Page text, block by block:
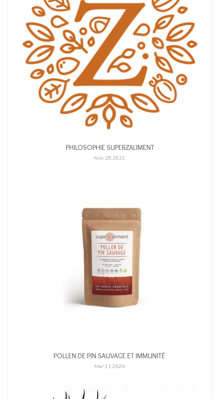
PHILOSOPHIE SUPERZALIMENT
Nov25 2021
POLLEN DE PIN SAUVAGE ET IMMUNITÉ
Mar 11 2020